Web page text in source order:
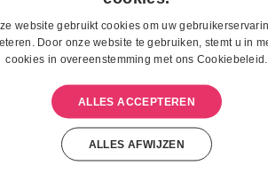
vaak gebruikt voor
PVT of informele
vertegenwoordiging
website gebruikt cookies om uw
Door onze website te gebruiken, stemt u in
cookies in overeenstemming met ons Cookiebeleid.
ALLES ACCEPTEREN
ALLES AFWIJZEN